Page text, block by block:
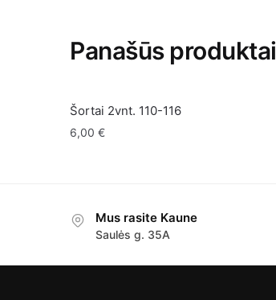
Panašūs produktai
Šortai 2vnt. 110-116
6,00€
Mus rasite Kaune
Saulės g. 35A